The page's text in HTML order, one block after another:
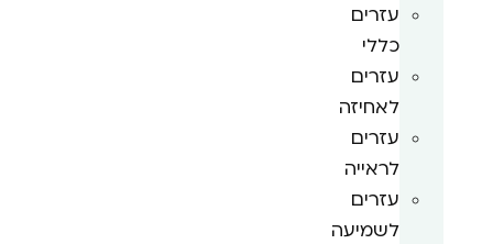
עזרים
כללי
עזרים
לאחיזה
עזרים
לראייה
עזרים
לשמיעה